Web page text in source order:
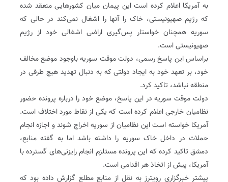
به آمریکا اعلام کرده است این پیمان میان کشورهایی منعقد شده
که رژیم صهیونیستی، خاک را آنها را اشغال نمی‌کند در حالی که
سوریه همچنان خواستار پس‌گیری اراضی اشغالی خود از رژیم
صهیونیستی است.
براساس این پاسخ رسمی، دولت موقت سوریه باوجود موضع مخالف
خود، بر تعهد خود به ایجاد دولتی که به دنبال تهدید هیچ طرفی در
منطقه نباشد، تاکید کرد.
دولت موقت سوریه در این پاسخ، موضع خود را درباره پرونده حضور
نظامیان خارجی اعلام کرده است که یکی از نقاط مورد اختلاف است.
آمریکا خواسته است این نظامیان از سوریه اخراج شوند و اجازه انجام
حملات در داخل خاک سوریه را داشته باشد اما به گفته منابع،
دمشق تاکید کرده که این پرونده مستلزم انجام رایزنی‌های گسترده با
آمریکا، پیش از اتخاذ هر اقدامی است.
پیشتر خبرگزاری رویترز به نقل از منابع مطلع گزارش داده بود که